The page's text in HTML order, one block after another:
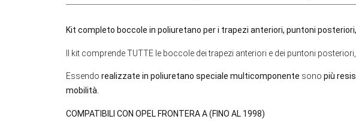
Kit completo boccole in poliuretano per i trapezi anteriori, puntoni
Il kit comprende TUTTE le boccole dei trapezi anteriori e dei puntoni
Essendorealizzate in poliuretano speciale multicomponente sonopiù
mobilità.
COMPATIBILI CON OPEL FRONTERA A (FINO AL 1998)